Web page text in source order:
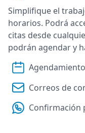
Simplifique el
horarios. Podrá
citas desde
podrán agendar y
Correos de
Confirmación